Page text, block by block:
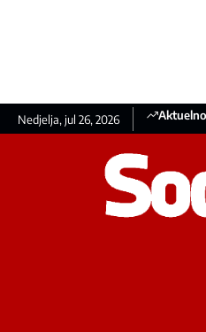
Nedjelja, jul 26, 2026